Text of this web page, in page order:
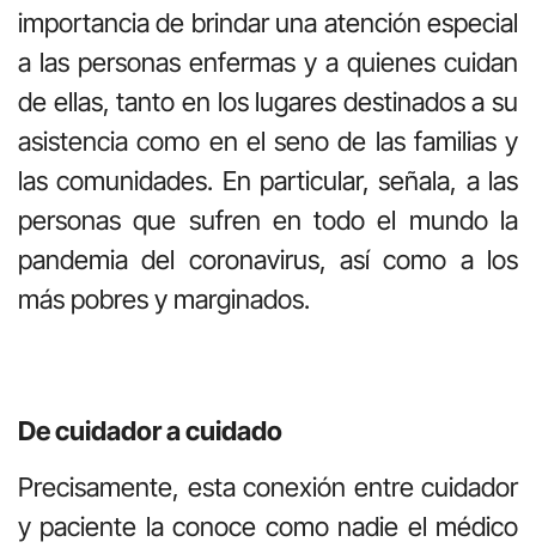
importancia de brindar una atención especial
a las personas enfermas y a quienes cuidan
de ellas, tanto en los lugares destinados a su
asistencia como en el seno de las familias y
las comunidades. En particular, señala, a las
personas que sufren en todo el mundo la
pandemia del coronavirus, así como a los
más pobres y marginados.
De cuidador a cuidado
Precisamente, esta conexión entre cuidador
y paciente la conoce como nadie el médico